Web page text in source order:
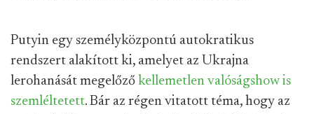
Putyin egy személyközpontú autokratikus
rendszert alakított ki, amelyet az Ukrajna
lerohanását megelőző kellemetlen valóságshow is
szemléltetett. Bár az régen vitatott téma, hogy az